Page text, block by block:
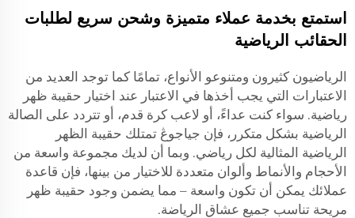
استمتع بخدمة عملاء متميزة وشحن سريع لطلبات
الحقائب الرياضية
الرياضيون كثيرون ومتنوعو الأنواع، تمامًا كما توجد العديد من
الاعتبارات التي يجب أخذها في الاعتبار عند اختيار حقيبة ظهر
رياضية. سواء كنت عداءً، أو لاعب كرة قدم، أو تتردد على الصالة
الرياضية بشكل متكرر، فإن جياجوڠ تمتلك حقيبة الظهر
الرياضية المثالية لكل رياضي. وبما أن لديك مجموعة واسعة من
الأحجام والأنماط وألوان متعددة للاختيار من بينها، فإن قاعدة
عملائك يمكن أن تكون واسعة – مما يضمن وجود حقيبة ظهر
مريحة تناسب جميع عشاق الرياضة.